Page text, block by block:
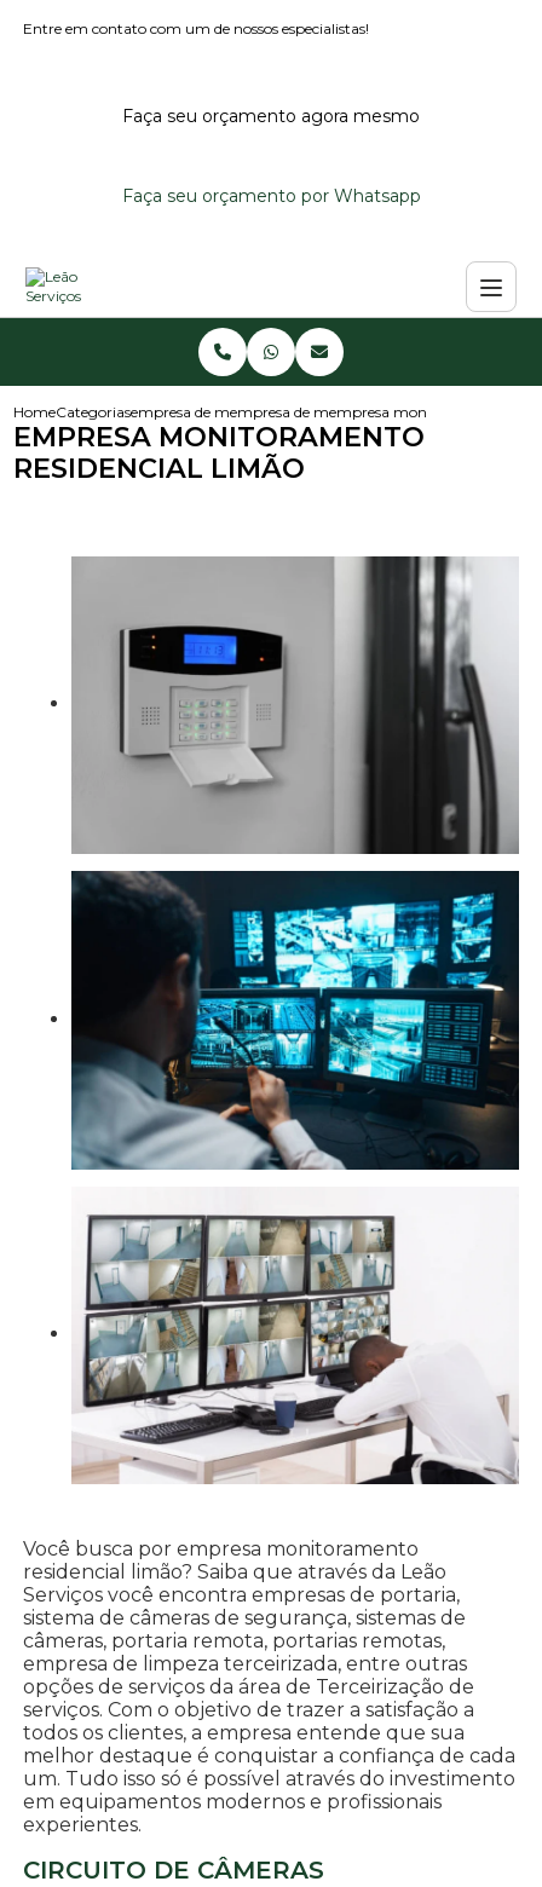
Entre em contato com um de nossos especialistas!
Faça seu orçamento agora mesmo
Faça seu orçamento por Whatsapp
HomeCategoriasempresa de monitoramentoempresa de monitoramento de alarmes
empresa monitoramento
EMPRESA MONITORAMENTO
RESIDENCIAL LIMÃO
Você busca por empresa monitoramento
residencial limão? Saiba que através da Leão
Serviços você encontra empresas de portaria,
sistema de câmeras de segurança, sistemas de
câmeras, portaria remota, portarias remotas,
empresa de limpeza terceirizada, entre outras
opções de serviços da área de Terceirização de
serviços. Com o objetivo de trazer a satisfação a
todos os clientes, a empresa entende que sua
melhor destaque é conquistar a confiança de cada
um. Tudo isso só é possível através do investimento
em equipamentos modernos e profissionais
experientes.
CIRCUITO DE CÂMERAS